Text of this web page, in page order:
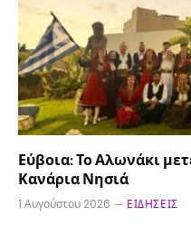
Εύβοια: Το Αλωνάκι
Κανάρια Νησιά
1 Αυγούστου 2026 ΕΙΔΉΣΕΙΣ